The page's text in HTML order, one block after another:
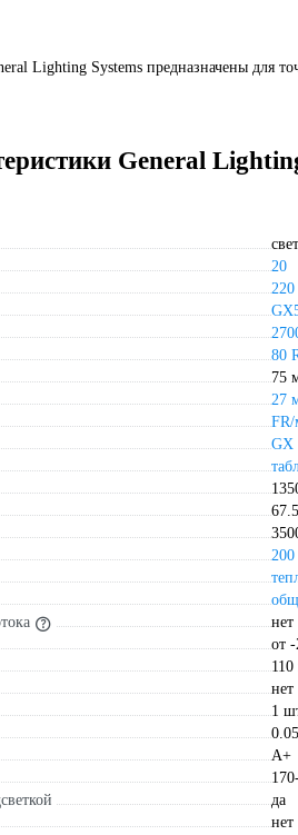
Lighting Systems предназначены для
General
20
80
75
27
FR/
GX
нет
от
110
нет
1
A+
да
нет